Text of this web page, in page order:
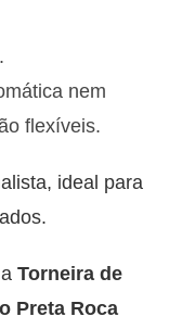
nem
flexíveis.
ideal para
Torneira de
Preta Roca